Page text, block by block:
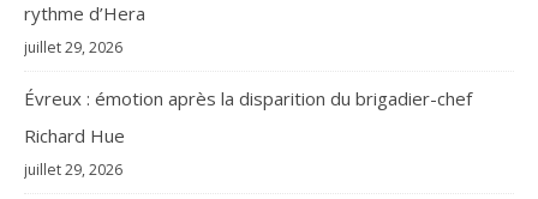
rythme d’Hera
juillet 29, 2026
Évreux : émotion après la disparition du brigadier-chef
Richard Hue
juillet 29, 2026